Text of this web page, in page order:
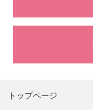
トップページ